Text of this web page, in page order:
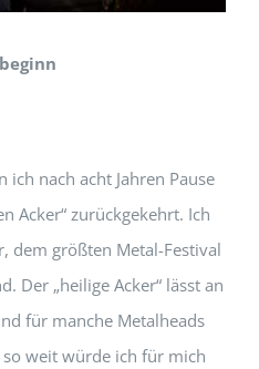
nach acht Jahren Pause
Acker“ zurückgekehrt. Ich
dem größten Metal-Festival
Der „heilige Acker“ lässt an
für manche Metalheads
so weit würde ich für mich